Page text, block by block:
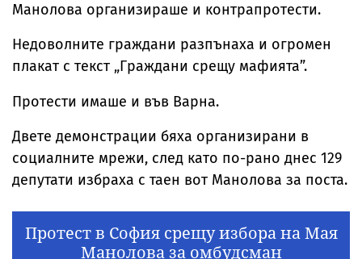
Манолова организираше и контрапротести.
Недоволните граждани разпънаха и огромен
плакат с текст „Граждани срещу мафията”.
Протести имаше и във Варна.
Двете демонстрации бяха организирани в
социалните мрежи, след като по-рано днес 129
депутати избраха с таен вот Манолова за поста.
Протест в София срещу избора на Мая
Манолова за омбудсман